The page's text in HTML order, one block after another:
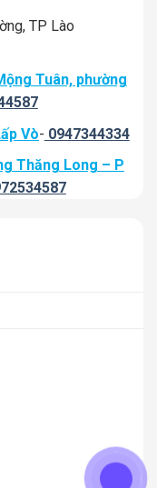
TP Lào
Tuân, phường
Vò- 0947344334
Thăng Long – P